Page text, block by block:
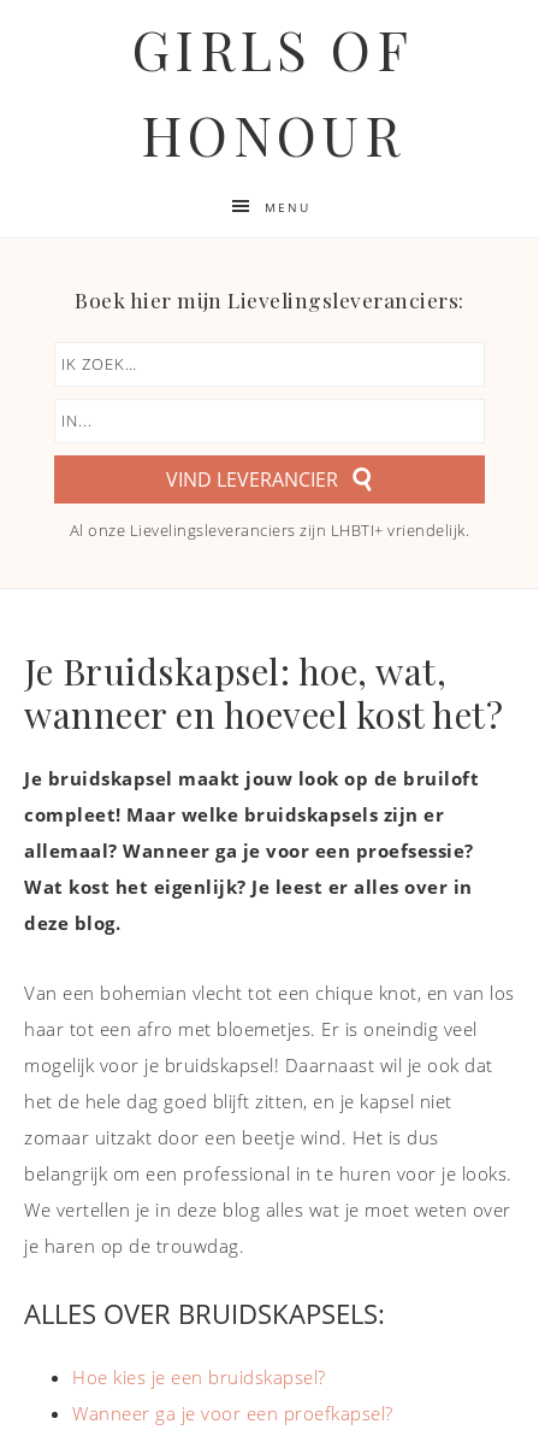
GIRLS OF
HONOUR
MENU
Boek hier mijn Lievelingsleveranciers:
VIND LEVERANCIER
Al onze Lievelingsleveranciers zijn LHBTI+ vriendelijk.
Je Bruidskapsel: hoe, wat,
wanneer en hoeveel kost het?
Je bruidskapsel maakt jouw look op de bruiloft
compleet! Maar welke bruidskapsels zijn er
allemaal? Wanneer ga je voor een proefsessie?
Wat kost het eigenlijk? Je leest er alles over in
deze blog.
Van een bohemian vlecht tot een chique knot, en van los
haar tot een afro met bloemetjes. Er is oneindig veel
mogelijk voor je bruidskapsel! Daarnaast wil je ook dat
het de hele dag goed blijft zitten, en je kapsel niet
zomaar uitzakt door een beetje wind. Het is dus
belangrijk om een professional in te huren voor je looks.
We vertellen je in deze blog alles wat je moet weten over
je haren op de trouwdag.
ALLES OVER BRUIDSKAPSELS:
Hoe kies je een bruidskapsel?
Wanneer ga je voor een proefkapsel?